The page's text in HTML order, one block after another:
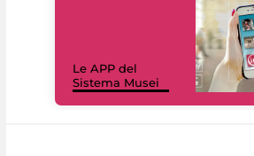
Le APP del
Sistema Musei